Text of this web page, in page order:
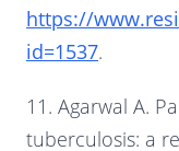
https://
id=1537.
11. Agarwal A.
tuberculosis: a